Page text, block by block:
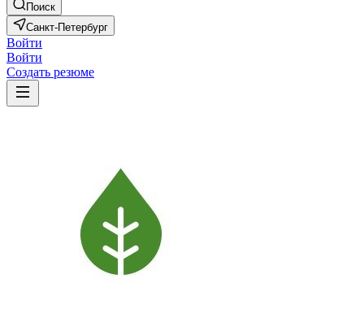
Поиск
Санкт-Петербург
Войти
Войти
Создать резюме